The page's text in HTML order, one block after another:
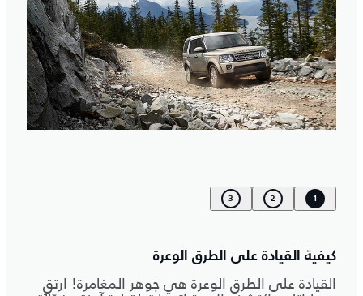
1
2
3
كيفية القيادة على الطرق الوعرة
القيادة على الطرق الوعرة هي جوهر المغامرة! ارتقِ